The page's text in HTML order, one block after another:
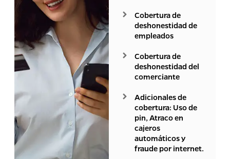
Cobertura de
deshonestidad de
empleados
Cobertura de
deshonestidad del
comerciante
Adicionales de
cobertura: Uso de
pin, Atraco en
cajeros
automáticos y
fraude por internet.